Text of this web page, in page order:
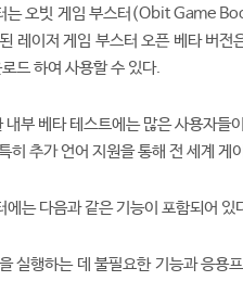
는 오빗 게임 부스터(Obit Game
레이저 게임 부스터 오픈 베타 버전
드 하여 사용할 수 있다.
부 베타 테스트에는 많은 사용자들
히 추가 언어 지원을 통해 전 세계
에는 다음과 같은 기능이 포함되어 있
실행하는 데 불필요한 기능과 응용